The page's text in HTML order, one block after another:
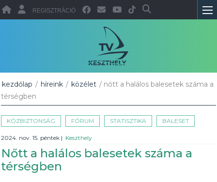
REGISZTRÁCIÓ
kezdőlap / híreink / közélet / nőtt a halálos balesetek száma a
térségben
KÖZBIZTONSÁG FÓRUM STATISZTIKA BALESET
2024. nov. 15. péntek | Keszthely
Nőtt a halálos balesetek száma a
térségben